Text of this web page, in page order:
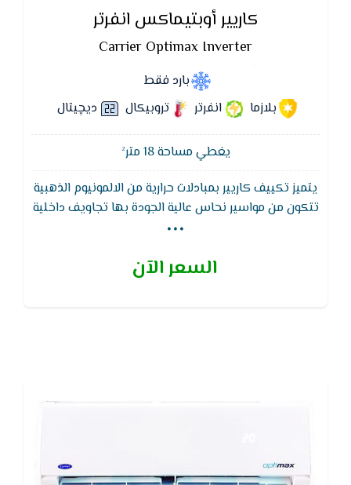
كاريير أوبتيماكس انفرتر
Carrier Optimax Inverter
بارد فقط
بلازما
انفرتر تروبيكال ديچيتال
يغطي مساحة 18 متر²
يتميز تكييف كاريير بمبادلات حرارية من الالمونيوم الذهبية
تتكون من مواسير نحاس عالية الجودة بها تجاويف داخلية
تعمل على زيادة سطح التبادل الحرارى بين الفربون
كيميائيا لزيادة الكفاءة وعمر جهاز التكييف وتقليل
...
السعر الآن